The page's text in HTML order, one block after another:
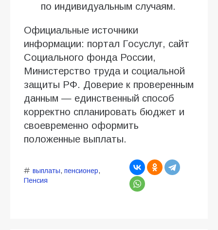
по индивидуальным случаям.
Официальные источники
информации: портал Госуслуг, сайт
Социального фонда России,
Министерство труда и социальной
защиты РФ. Доверие к проверенным
данным — единственный способ
корректно спланировать бюджет и
своевременно оформить
положенные выплаты.
выплаты, пенсионер,
Пенсия